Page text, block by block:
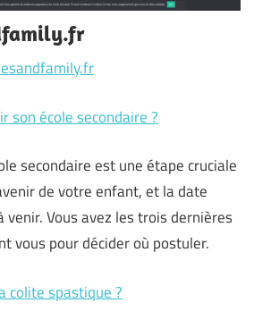
son école secondaire ?
secondaire est une étape cruciale
de votre enfant, et la date
venir. Vous avez les trois dernières
vous pour décider où postuler.
colite spastique ?